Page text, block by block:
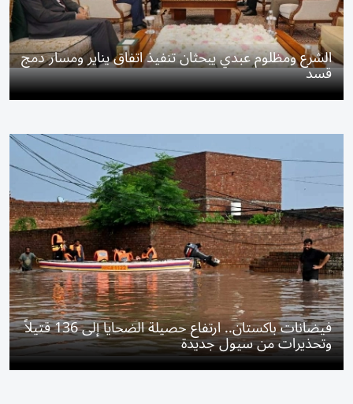
الشرع ومظلوم عبدي يبحثان تنفيذ اتفاق يناير ومسار دمج
قسد
فيضانات باكستان.. ارتفاع حصيلة الضحايا إلى 136 قتيلاً
وتحذيرات من سيول جديدة